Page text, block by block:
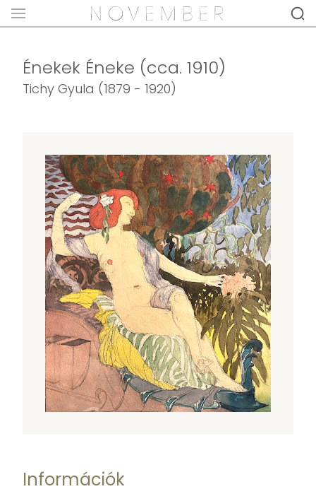
Énekek Éneke (cca. 1910)
Tichy Gyula (1879 - 1920)
Információk